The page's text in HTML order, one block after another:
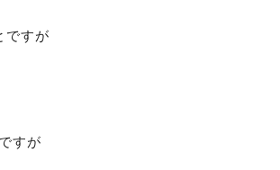
ですが
すが